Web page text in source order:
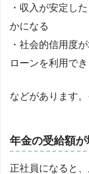
・収入が安定し
かになる
・社会的信用度
ローンを利用で
などがあります
年金の受給額が
正社員になると